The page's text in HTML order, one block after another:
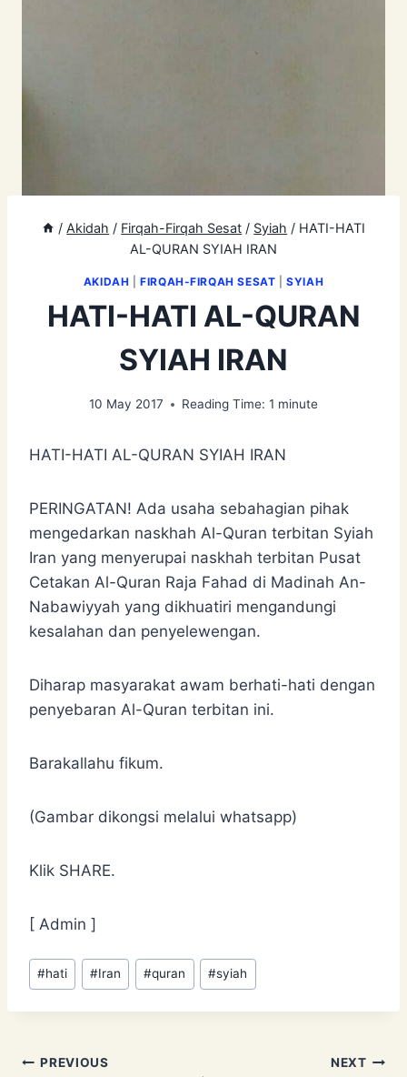
/ Akidah / Firqah-Firqah Sesat / Syiah / HATI-HATI
AL-QURAN SYIAH IRAN
AKIDAH |FIRQAH-FIRQAH SESAT |SYIAH
HATI-HATI AL-QURAN
SYIAH IRAN
10 May 2017 Reading Time: 1 minute
HATI-HATI AL-QURAN SYIAH IRAN
PERINGATAN! Ada usaha sebahagian pihak
mengedarkan naskhah Al-Quran terbitan Syiah
Iran yang menyerupai naskhah terbitan Pusat
Cetakan Al-Quran Raja Fahad di Madinah An-
Nabawiyyah yang dikhuatiri mengandungi
kesalahan dan penyelewengan.
Diharap masyarakat awam berhati-hati dengan
penyebaran Al-Quran terbitan ini.
Barakallahu fikum.
(Gambar dikongsi melalui whatsapp)
Klik SHARE.
[ Admin ]
Post
Tags:
#hati #Iran #quran #syiah
Post
PREVIOUS NEXT